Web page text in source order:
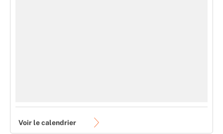
Voir le calendrier